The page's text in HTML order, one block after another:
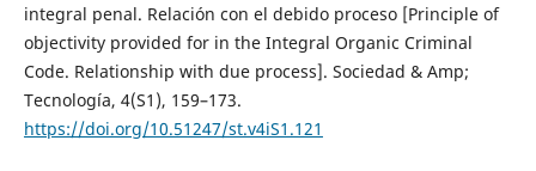
integral penal. Relación con el debido proceso [Principle of
objectivity provided for in the Integral Organic Criminal
Code. Relationship with due process]. Sociedad & Amp;
Tecnología, 4(S1), 159–173.
https://doi.org/10.51247/st.v4iS1.121